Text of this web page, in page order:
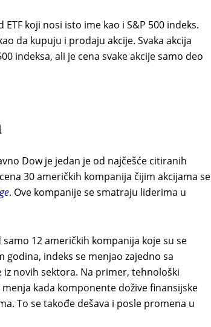
ETF koji nosi isto ime kao i S&P 500 indeks.
da kupuju i prodaju akcije. Svaka akcija
indeksa, ali je cena svake akcije samo deo
Dow je jedan je od najčešće citiranih
30 američkih kompanija čijim akcijama se
. Ove kompanije se smatraju liderima u
12 američkih kompanija koje su se
indeks se menjao zajedno sa
novih sektora. Na primer, tehnološki
kada komponente dožive finansijske
To se takođe dešava i posle promena u